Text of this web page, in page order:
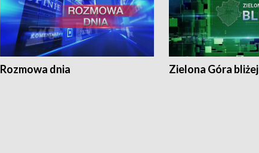
Rozmowa dnia Zielona Góra bliżej